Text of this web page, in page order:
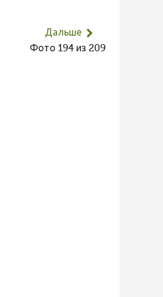
Дальше
Фото 194 из 209